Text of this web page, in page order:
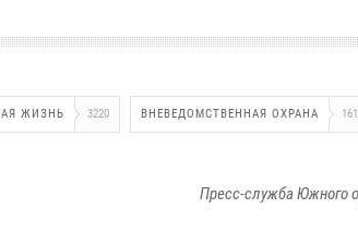
ЖИЗНЬ 3220 ВНЕВЕДОМСТВЕННАЯ ОХРАНА
Пресс-служба Южного